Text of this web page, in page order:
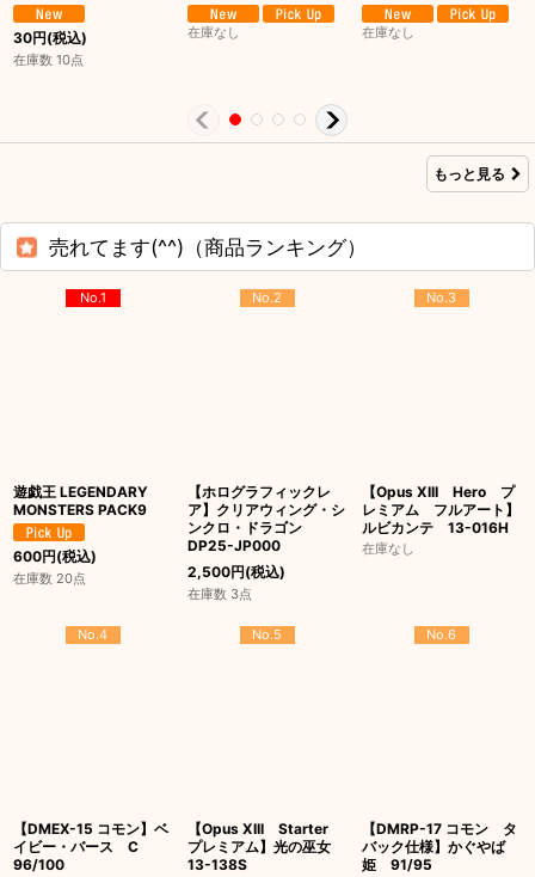
30円(税込)
在庫数 10点
在庫なし 在庫なし
もっと見る
売れてます(^^)（商品ランキング）
No.1
遊戯王 LEGENDARY
MONSTERS PACK9
600円(税込)
在庫数 20点
No.2
【ホログラフィックレ
ア】クリアウィング・シ
ンクロ・ドラゴン
DP25-JP000
2,500円(税込)
在庫数 3点
No.3
【Opus XIII Hero プ
レミアム フルアート】
ルビカンテ 13-016H
在庫なし
No.4
【DMEX-15 コモン】ベ
イビー・バース C
96/100
No.5
【Opus XIII Starter
プレミアム】光の巫女
13-138S
No.6
【DMRP-17 コモン タ
バック仕様】かぐやば
姫 91/95